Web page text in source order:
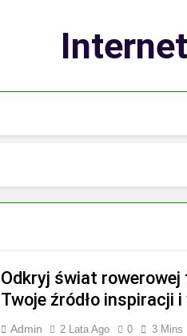
Odkryj świat
Twoje źródło inspiracji
Admin 2 Lata Ago 0 3 Mins